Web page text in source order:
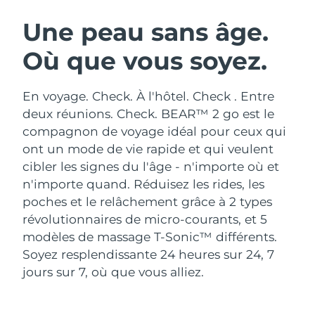
Une peau sans âge.
Où que vous soyez.
En voyage. Check. À l'hôtel. Check . Entre
deux réunions. Check. BEAR™ 2 go est le
compagnon de voyage idéal pour ceux qui
ont un mode de vie rapide et qui veulent
cibler les signes du l'âge - n'importe où et
n'importe quand. Réduisez les rides, les
poches et le relâchement grâce à 2 types
révolutionnaires de micro-courants, et 5
modèles de massage T-Sonic™ différents.
Soyez resplendissante 24 heures sur 24, 7
jours sur 7, où que vous alliez.
LUNA™ 4 coffret
Anti-aging massage
LUNA™ 4 Plus
Massage, LED heating
LUNA™ 4 Men
For men, anti-aging massage
BEAR™ 2 coffret
Microcurrent toning
BEAR™ 2 go
Microcurrent toning on-the-go
BEAR™ 2 eyes & lips
Microcurrent line smoothing device
Hydratation
UFO™ 3 coffret
Deep facial hydration
UFO™ 3 LED
Near-infrared and red light therapy
Soin bucco-dentaire
issa™ 4
Hybrid silicone sonic toothbrush
issa™ 4 plus
Smart hybrid silicone sonic toothbrush
FAQ™ TRAITEMENT ANTI-ÂGE
NEW
Autriche Livraison estimée
Bahreïn Livraison estimée
Belgique
Bermudes Livraison estimée8/16/26
Bosnie-Herzégovine Livraison estimée8/13/26
Brunei Livraison estimée8/15/26
Bulgarie Livraison estimée 8/10/26
Canada Livraison estimée8/14/26